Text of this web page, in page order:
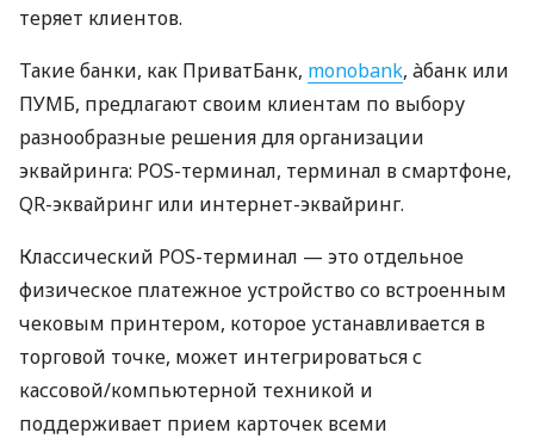
теряет клиентов.
Такие банки, как ПриватБанк, monobank, àбанк или
ПУМБ, предлагают своим клиентам по выбору
разнообразные решения для организации
эквайринга: POS-терминал, терминал в смартфоне,
QR-эквайринг или интернет-эквайринг.
Классический POS-терминал — это отдельное
физическое платежное устройство со встроенным
чековым принтером, которое устанавливается в
торговой точке, может интегрироваться с
кассовой/компьютерной техникой и
поддерживает прием карточек всеми